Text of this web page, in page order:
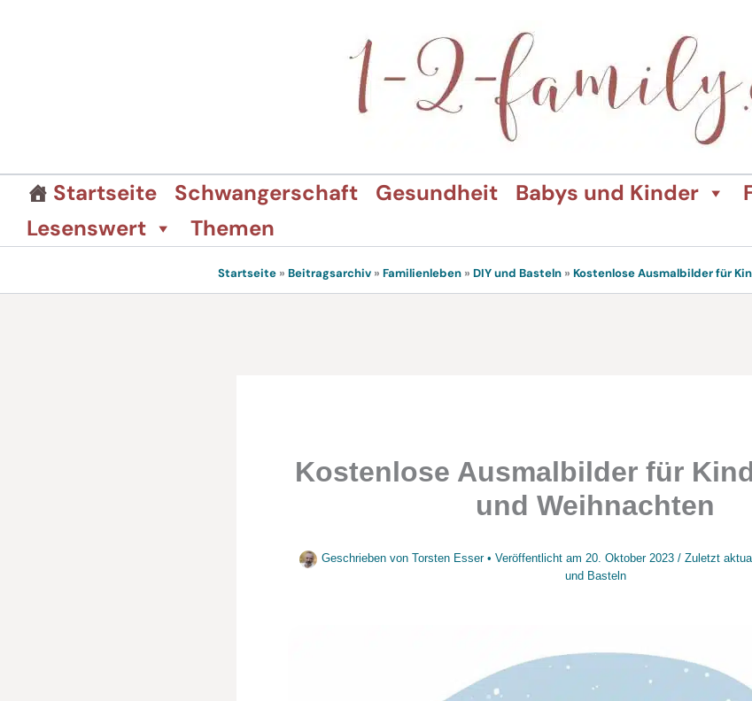
Startseite Schwangerschaft Gesundheit Babys und Kinder
Lesenswert
Themen
Startseite » Beitragsarchiv » Familienleben » DIY und Basteln » Kostenlose Ausmalbilder für
Kostenlose Ausmalbilder für
und Weihnachten
Geschrieben von Torsten Esser • Veröffentlicht am 20. Oktober 2023 / Zuletzt
und Basteln